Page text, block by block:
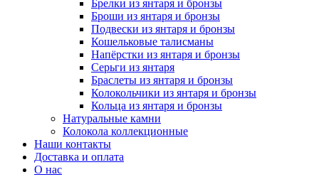
Брелки из янтаря и бронзы
Броши из янтаря и бронзы
Подвески из янтаря и бронзы
Кошельковые талисманы
Напёрстки из янтаря и бронзы
Серьги из янтаря
Браслеты из янтаря и бронзы
Колокольчики из янтаря и бронзы
Кольца из янтаря и бронзы
Натуральные камни
Колокола коллекционные
Наши контакты
Доставка и оплата
О нас